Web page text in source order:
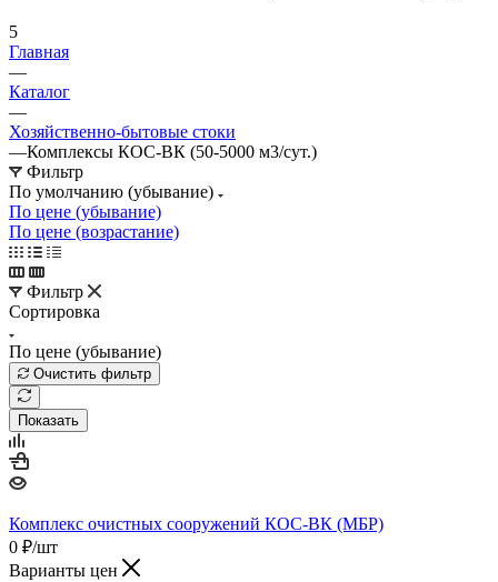
5
Главная
—
Каталог
—
Хозяйственно-бытовые стоки
—Комплексы КОС-ВК (50-5000 м3/сут.)
Фильтр
По умолчанию (убывание)
По цене (убывание)
По цене (возрастание)
Фильтр
Сортировка
По цене (убывание)
Очистить фильтр
Показать
Комплекс очистных сооружений КОС-ВК (МБР)
0 ₽/шт
Варианты цен